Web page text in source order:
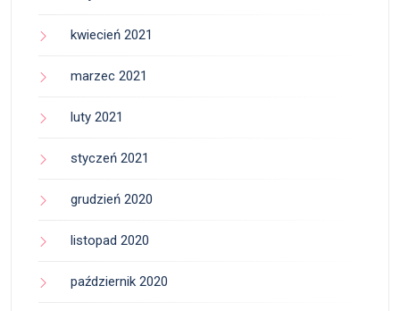
kwiecień 2021
marzec 2021
luty 2021
styczeń 2021
grudzień 2020
listopad 2020
październik 2020